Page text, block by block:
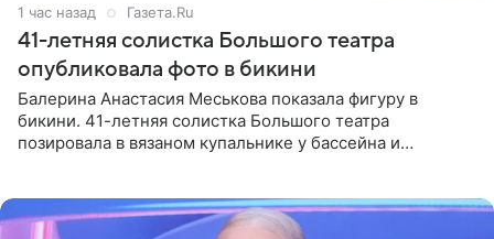
1 час назад Газета.Ru
41-летняя солистка Большого театра
опубликовала фото в бикини
Балерина Анастасия Меськова показала фигуру в
бикини. 41-летняя солистка Большого театра
позировала в вязаном купальнике у бассейна и